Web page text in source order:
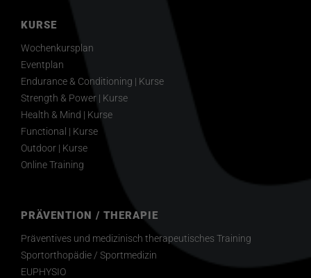
KURSE
Wochenkursplan
Eventplan
Endurance & Conditioning | Kurse
Strength & Power | Kurse
Health & Mind | Kurse
Functional | Kurse
Outdoor | Kurse
Online Training
PRÄVENTION / THERAPIE
Präventives und medizinisch therapeutisches Training
Sportorthopädie / Sportmedizin
EUPHYSIO